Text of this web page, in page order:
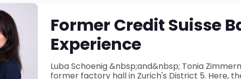
Former Credit Suisse
Experience
Luba Schoenig &nbsp;and&nbsp; Tonia Zimmermann &nbsp;have established their operations base in a
former factory hall in Zurich's District 5. Here,